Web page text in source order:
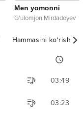
Men yomonni
G'ulomjon Mirdadoyev
Hammasini ko‘rish
03:49
03:23